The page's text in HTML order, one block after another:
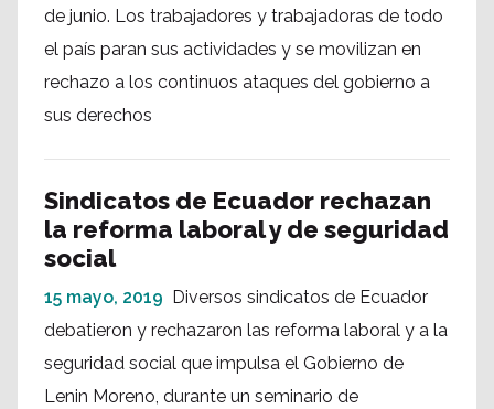
de junio. Los trabajadores y trabajadoras de todo
el país paran sus actividades y se movilizan en
rechazo a los continuos ataques del gobierno a
sus derechos
Sindicatos de Ecuador rechazan
la reforma laboral y de seguridad
social
15 mayo, 2019 Diversos sindicatos de Ecuador
debatieron y rechazaron las reforma laboral y a la
seguridad social que impulsa el Gobierno de
Lenin Moreno, durante un seminario de